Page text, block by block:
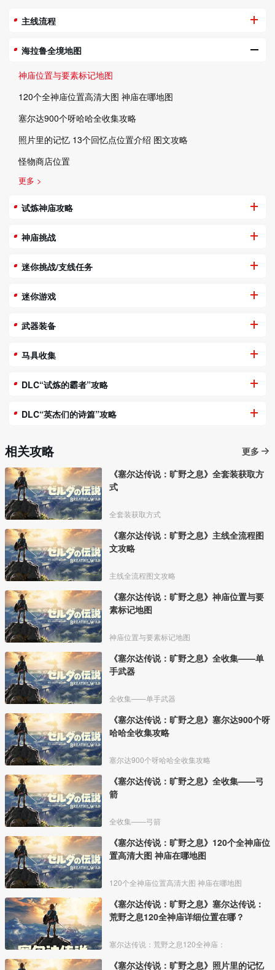
主线流程
海拉鲁全境地图
神庙位置与要素标记地图
120个全神庙位置高清大图 神庙在哪地图
塞尔达900个呀哈哈全收集攻略
照片里的记忆 13个回忆点位置介绍 图文攻略
怪物商店位置
更多 >
试炼神庙攻略
神庙挑战
迷你挑战/支线任务
迷你游戏
武器装备
马具收集
DLC“试炼的霸者”攻略
DLC“英杰们的诗篇”攻略
相关攻略
更多
《塞尔达传说：旷野之息》全套装获取方
式
全套装获取方式
《塞尔达传说：旷野之息》主线全流程图
文攻略
主线全流程图文攻略
《塞尔达传说：旷野之息》神庙位置与要
素标记地图
神庙位置与要素标记地图
《塞尔达传说：旷野之息》全收集——单
手武器
全收集——单手武器
《塞尔达传说：旷野之息》塞尔达900个呀
哈哈全收集攻略
塞尔达900个呀哈哈全收集攻略
《塞尔达传说：旷野之息》全收集——弓
箭
全收集——弓箭
《塞尔达传说：旷野之息》120个全神庙位
置高清大图 神庙在哪地图
120个全神庙位置高清大图 神庙在哪地图
《塞尔达传说：旷野之息》塞尔达传说：
荒野之息120全神庙详细位置在哪？
塞尔达传说：荒野之息120全神庙：
《塞尔达传说：旷野之息》照片里的记忆